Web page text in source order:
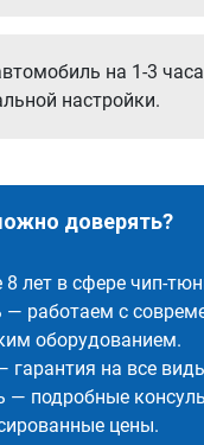
на 1-3
настройки.
доверять?
лет в сфере чип-
— работаем с
оборудованием.
гарантия на все
— подробные
цены.